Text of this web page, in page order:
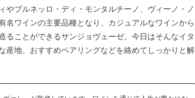
やブルネッロ・ディ・モンタルチーノ、ヴィーノ・ノ
名ワインの主要品種となり、カジュアルなワインから
ることができるサンジョヴェーゼ。今日はそんなイタ
産地、おすすめペアリングなどを絡めてしっかりと解